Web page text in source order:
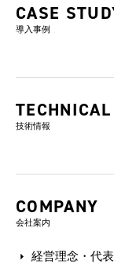
CASE
導入事例
技術情報
COMPANY
会社案内
経営理念・代